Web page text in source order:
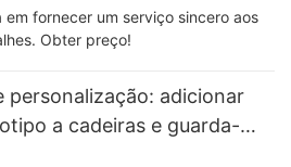
em fornecer um serviço sincero aos
Obter preço!
personalização: adicionar
a cadeiras e guarda-